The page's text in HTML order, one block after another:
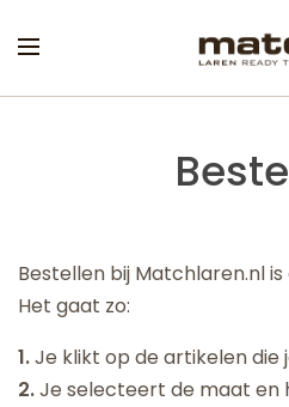
Bestellen bij Matchlaren.nl is
Het gaat zo:
1.Je klikt op de artikelen die
2.Je selecteert de maat en